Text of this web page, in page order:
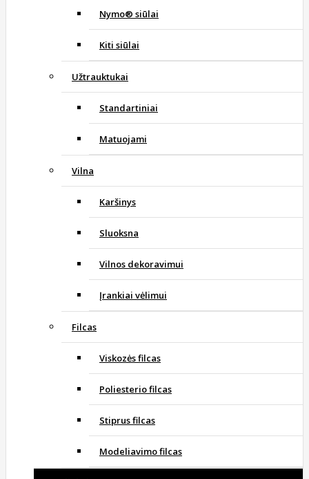
Nymo® siūlai
Kiti siūlai
Užtrauktukai
Standartiniai
Matuojami
Vilna
Karšinys
Sluoksna
Vilnos dekoravimui
Įrankiai vėlimui
Filcas
Viskozės filcas
Poliesterio filcas
Stiprus filcas
Modeliavimo filcas